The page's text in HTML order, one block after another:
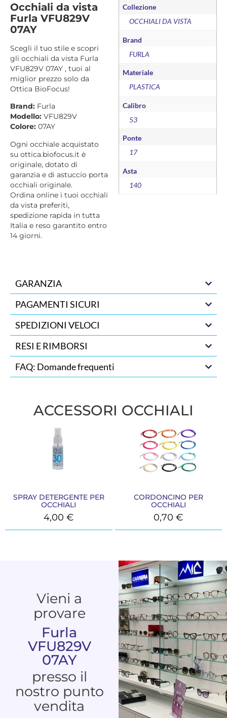
Occhiali da vista
Furla VFU829V
07AY
Scegli il tuo stile e scopri
gli occhiali da vista Furla
VFU829V 07AY , tuoi al
miglior prezzo solo da
Ottica BioFocus!
Brand: Furla
Modello: VFU829V
Colore: 07AY
Ogni occhiale acquistato
su ottica.biofocus.it è
originale, dotato di
garanzia e di astuccio porta
occhiali originale.
Ordina online i tuoi occhiali
da vista preferiti,
spedizione rapida in tutta
Italia e reso garantito entro
14 giorni.
Collezione
OCCHIALI DA VISTA
Brand
FURLA
Materiale
PLASTICA
Calibro
53
Ponte
17
Asta
140
GARANZIA
PAGAMENTI SICURI
SPEDIZIONI VELOCI
RESI E RIMBORSI
FAQ: Domande frequenti
ACCESSORI OCCHIALI
SPRAY DETERGENTE PER
OCCHIALI
4,00€
CORDONCINO PER
OCCHIALI
0,70€
Vieni a
provare
Furla
VFU829V
07AY
presso il
nostro punto
vendita